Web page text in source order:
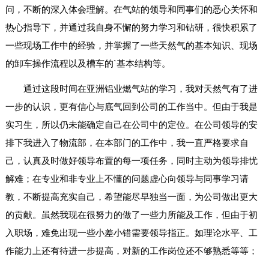
问，不断的深入体会理解。在气站的领导和同事们的悉心关怀和
热心指导下，并通过我自身不懈的努力学习和钻研，很快积累了
一些现场工作中的经验，并掌握了一些天然气的基本知识、现场
的卸车操作流程以及槽车的`基本结构等。
通过这段时间在亚洲铝业燃气站的学习，我对天然气有了进
一步的认识，更有信心与底气回到公司的工作当中。但由于我是
实习生，所以仍未能确定自己在公司中的定位。在公司领导的安
排下我进入了物流部，在本部门的工作中，我一直严格要求自
己，认真及时做好领导布置的每一项任务，同时主动为领导排忧
解难；在专业和非专业上不懂的问题虚心向领导与同事学习请
教，不断提高充实自己，希望能尽早独当一面，为公司做出更大
的贡献。虽然我现在很努力的做了一些力所能及工作，但由于初
入职场，难免出现一些小差小错需要领导指正。如理论水平、工
作能力上还有待进一步提高，对新的工作岗位还不够熟悉等等；